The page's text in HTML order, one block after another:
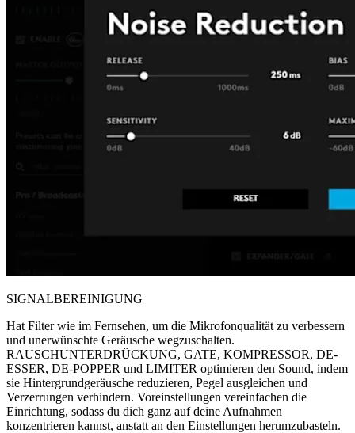
SIGNALBEREINIGUNG
Hat Filter wie im Fernsehen, um die Mikrofonqualität zu verbessern
und unerwünschte Geräusche wegzuschalten.
RAUSCHUNTERDRÜCKUNG, GATE, KOMPRESSOR, DE-
ESSER, DE-POPPER und LIMITER optimieren den Sound, indem
sie Hintergrundgeräusche reduzieren, Pegel ausgleichen und
Verzerrungen verhindern. Voreinstellungen vereinfachen die
Einrichtung, sodass du dich ganz auf deine Aufnahmen
konzentrieren kannst, anstatt an den Einstellungen herumzubasteln.